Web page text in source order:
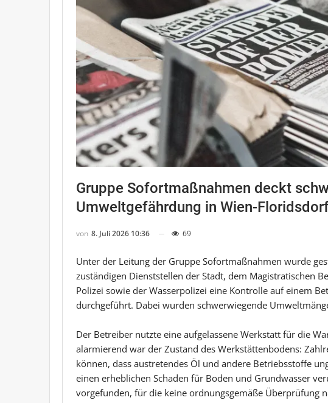
Gruppe Sofortmaßnahmen deckt
Umweltgefährdung in Wien-
von 8. Juli 2026 10:36 69
Unter der Leitung der Gruppe Sofortmaßnahmen wurde
zuständigen Dienststellen der Stadt, dem Magistratischen
Polizei sowie der Wasserpolizei eine Kontrolle auf einem
durchgeführt. Dabei wurden schwerwiegende
Der Betreiber nutzte eine aufgelassene Werkstatt für die
alarmierend war der Zustand des Werkstättenbodens:
können, dass austretendes Öl und andere Betriebsstoffe
einen erheblichen Schaden für Boden und Grundwasser
vorgefunden, für die keine ordnungsgemäße Überprüfung